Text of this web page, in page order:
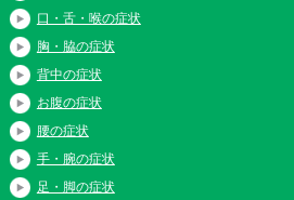
口・舌・喉の症状
胸・脇の症状
背中の症状
お腹の症状
腰の症状
手・腕の症状
足・脚の症状